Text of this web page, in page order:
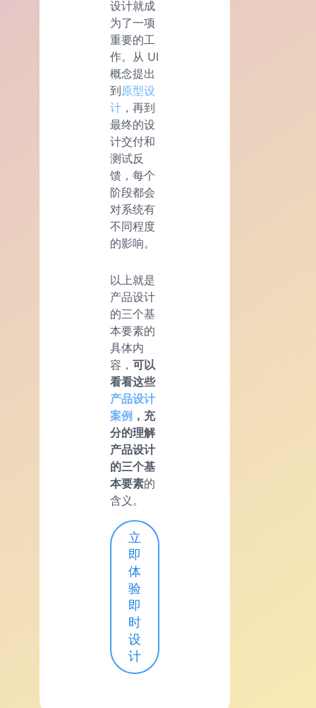
设计就成
为了一项
重要的工
作。从 UI
概念提出
到原型设
计 ，再到
最终的设
计交付和
测试反
馈，每个
阶段都会
对系统有
不同程度
的影响。
以上就是
产品设计
的三个基
本要素的
具体内
容， 可以
看看这些
产品设计
案例 ，充
分的理解
产品设计
的三个基
本要素的
含义。
立
即
体
验
即
时
设
计